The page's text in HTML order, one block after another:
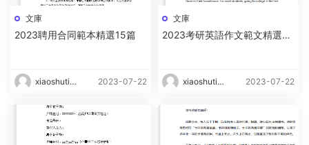
文庫
2023聘用合同範本精選15篇
xiaoshutin
2023-07-22
文庫
2023考研英語作文範文精選15
xiaoshutin
2023-07-22